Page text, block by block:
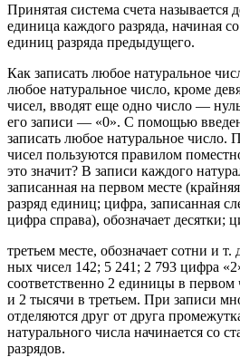
Принятая система счета называется
единица каждого разряда, начиная
единиц разряда предыдущего.
Как записать любое натуральное
любое натуральное число, кроме
чисел, вводят еще одно число —
его записи — «0». С помощью
записать любое натуральное число.
чисел пользуются правилом
это значит? В записи каждого
записанная на первом месте
разряд единиц; цифра, записанная
цифра справа), обозначает десятки;
третьем месте, обозначает сотни и
ных чисел 142; 5 241; 2 793 цифра
соответственно 2 единицы в первом
и 2 тысячи в третьем. При записи
отделяются друг от друга
натурального числа начинается со
разрядов.